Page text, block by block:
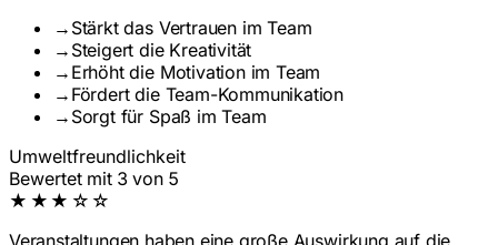
→ Stärkt das Vertrauen im Team
→ Steigert die Kreativität
→ Erhöht die Motivation im Team
→ Fördert die Team-Kommunikation
→ Sorgt für Spaß im Team
Umweltfreundlichkeit
Bewertet mit 3 von 5
★★★☆☆
Veranstaltungen haben eine große Auswirkung auf die